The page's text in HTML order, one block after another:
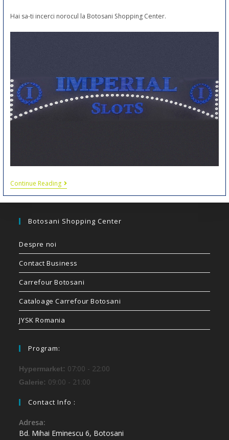
Hai sa-ti incerci norocul la Botosani Shopping Center.
Continue Reading
Botosani Shopping Center
Despre noi
Contact Business
Carrefour Botosani
Cataloage Carrefour Botosani
JYSK Romania
Program:
Hypermarket: 07:00 - 22:00
Galerie: 09:00 - 21:00
Contact Info :
Adresa:
Bd. Mihai Eminescu 6, Botosani